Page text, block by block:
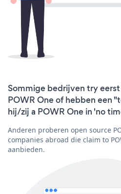
Sommige bedrijven try
POWR One of hebben een
hij/zij a POWR One in 'no
Anderen proberen open source
companies abroad die claim to
aanbieden.